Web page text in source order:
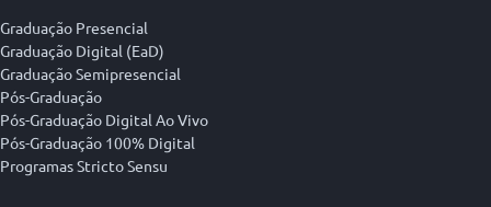
Graduação Presencial
Graduação Digital (EaD)
Graduação Semipresencial
Pós-Graduação
Pós-Graduação Digital Ao Vivo
Pós-Graduação 100% Digital
Programas Stricto Sensu